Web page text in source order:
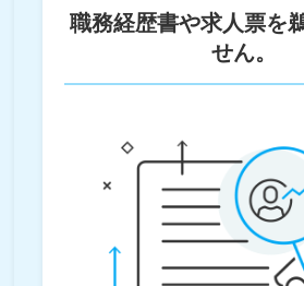
職務経歴書や求人票を
せん。